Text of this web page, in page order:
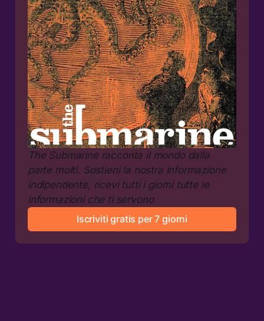
The Submarine racconta il mondo dalla
parte molti. Sostieni la nostra informazione
indipendente, ricevi tutti i giorni tutte le
informazioni che ti servono
Iscriviti gratis per 7 giorni